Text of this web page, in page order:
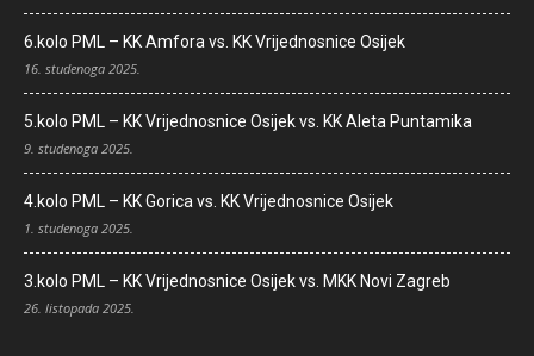
6.kolo PML – KK Amfora vs. KK Vrijednosnice Osijek
16. studenoga 2025.
5.kolo PML – KK Vrijednosnice Osijek vs. KK Aleta Puntamika
9. studenoga 2025.
4.kolo PML – KK Gorica vs. KK Vrijednosnice Osijek
1. studenoga 2025.
3.kolo PML – KK Vrijednosnice Osijek vs. MKK Novi Zagreb
26. listopada 2025.